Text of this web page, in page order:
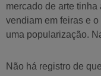
mercado de arte
vendiam em feiras e
uma popularização.
Não há registro de